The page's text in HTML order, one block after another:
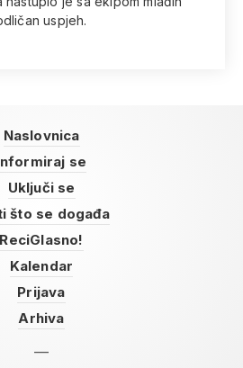
uspjeh.
Naslovnica
se
Uključi se
što se događa
ReciGlasno!
Kalendar
Prijava
Arhiva